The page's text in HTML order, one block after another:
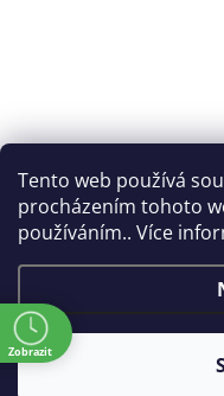
Tento web používá
procházením tohoto
používáním.. Více
Zobrazit